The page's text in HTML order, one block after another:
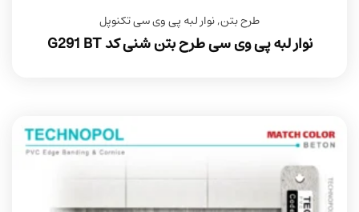
طرح بتن,نوار لبه پی وی سی تکنوپل
نوار لبه پی وی سی طرح بتن شنی کد G291 BT